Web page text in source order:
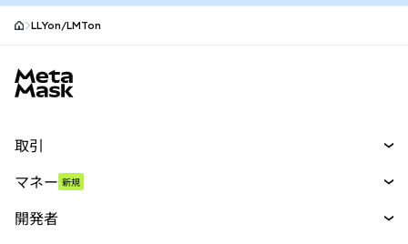
LLYon/LMTon
取引
パーペチュアル
マネー 新規
開発者